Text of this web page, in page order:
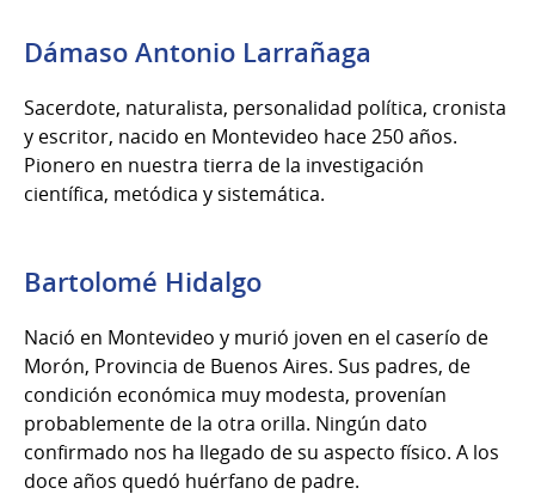
Dámaso Antonio Larrañaga
Sacerdote, naturalista, personalidad política, cronista
y escritor, nacido en Montevideo hace 250 años.
Pionero en nuestra tierra de la investigación
científica, metódica y sistemática.
Bartolomé Hidalgo
Nació en Montevideo y murió joven en el caserío de
Morón, Provincia de Buenos Aires. Sus padres, de
condición económica muy modesta, provenían
probablemente de la otra orilla. Ningún dato
confirmado nos ha llegado de su aspecto físico. A los
doce años quedó huérfano de padre.